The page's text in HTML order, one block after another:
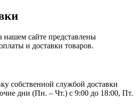
нашем сайте представлены
и доставки товаров.
собственной службой доставки
дни (Пн. – Чт.) с 9:00 до 18:00, Пт.